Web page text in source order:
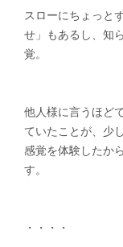
スローにちょっと
せ」もあるし、知
覚。
他人様に言うほど
ていたことが、少
感覚を体験したか
す。
・・・・